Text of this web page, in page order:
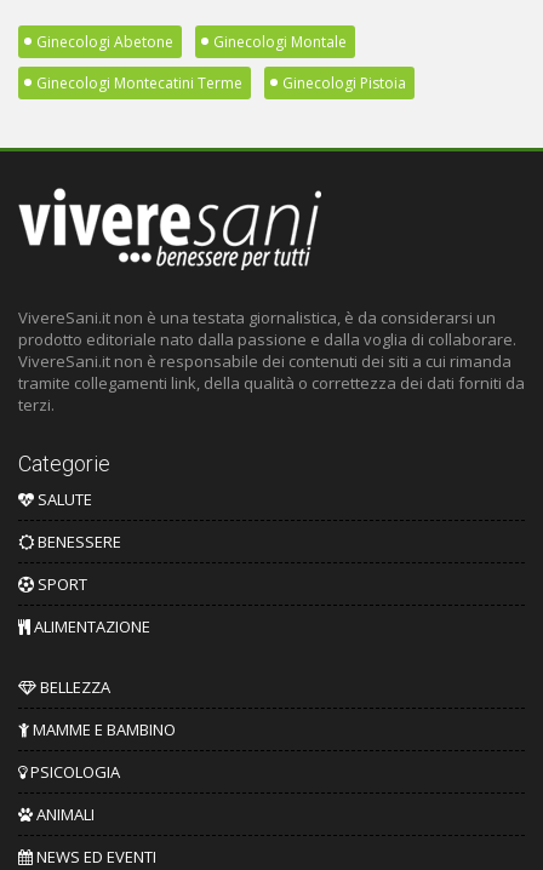
Ginecologi Abetone
Ginecologi Montale
Ginecologi Montecatini Terme
Ginecologi Pistoia
VivereSani.it non è una testata giornalistica, è da considerarsi un
prodotto editoriale nato dalla passione e dalla voglia di collaborare.
VivereSani.it non è responsabile dei contenuti dei siti a cui rimanda
tramite collegamenti link, della qualità o correttezza dei dati forniti da
terzi.
Categorie
SALUTE
BENESSERE
SPORT
ALIMENTAZIONE
BELLEZZA
MAMME E BAMBINO
PSICOLOGIA
ANIMALI
NEWS ED EVENTI